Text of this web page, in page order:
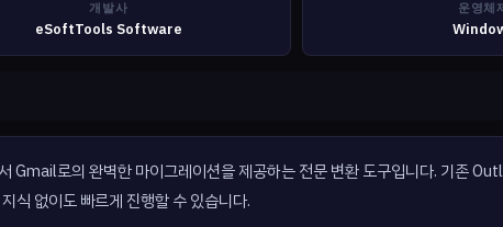
개발사
eSoftTools Software
운영체제
로의 완벽한 마이그레이션을 제공하는 전문 변환 도구입니다. 기존
식 없이도 빠르게 진행할 수 있습니다.